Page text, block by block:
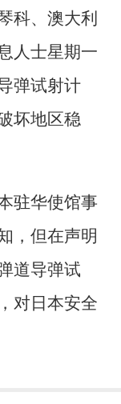
科、澳大利
人士星期一
弹试射计
坏地区稳
驻华使馆事
，但在声明
道导弹试
对日本安全